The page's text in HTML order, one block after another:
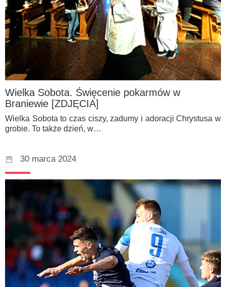
Wielka Sobota. Święcenie pokarmów w
Braniewie [ZDJĘCIA]
Wielka Sobota to czas ciszy, zadumy i adoracji Chrystusa w
grobie. To także dzień, w…
30 marca 2024